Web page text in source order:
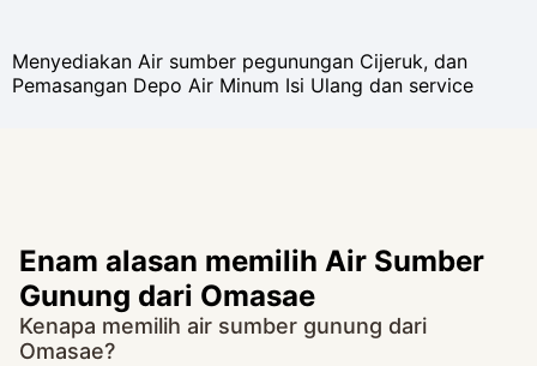
Menyediakan Air sumber pegunungan Cijeruk, dan
Pemasangan Depo Air Minum Isi Ulang dan service
Enam alasan memilih Air Sumber
Gunung dari Omasae
Kenapa memilih air sumber gunung dari
Omasae?